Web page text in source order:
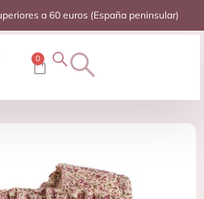
a 60 euros (España peninsular)
0